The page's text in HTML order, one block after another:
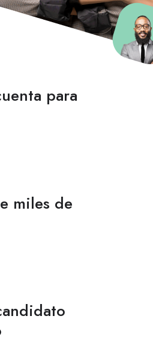
para
miles de